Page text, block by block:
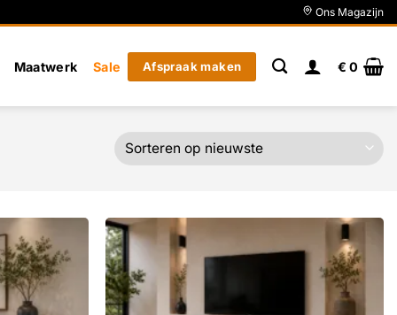
Ons Magazijn
Maatwerk Sale Afspraak maken € 0